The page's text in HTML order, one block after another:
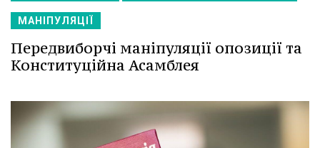
МАНІПУЛЯЦІЇ
Передвиборчі маніпуляції опозиції та
Конституційна Асамблея